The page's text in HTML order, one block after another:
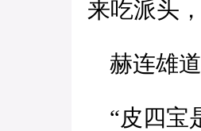
来吃派头
赫连雄道
“皮四宝